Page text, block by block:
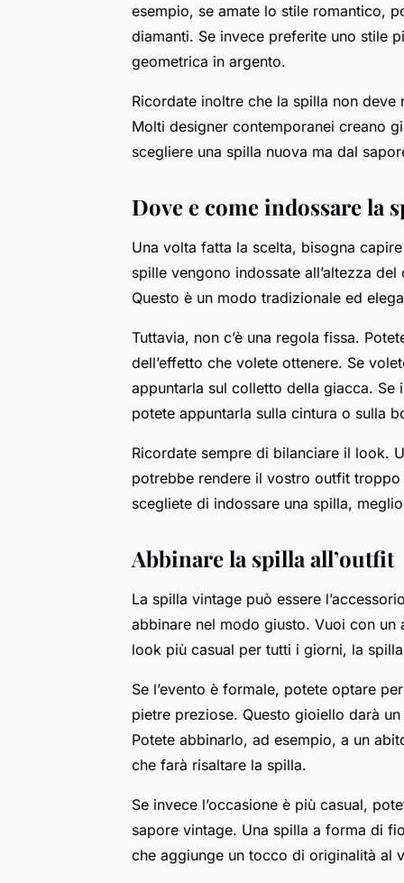
esempio, se amate lo stile romantico,
diamanti. Se invece preferite uno stile
geometrica in argento.
Ricordate inoltre che la spilla non deve
Molti designer contemporanei creano
scegliere una spilla nuova ma dal
Dove e come indossare la
Una volta fatta la scelta, bisogna
spille vengono indossate all’altezza
Questo è un modo tradizionale ed
Tuttavia, non c’è una regola fissa.
dell’effetto che volete ottenere. Se
appuntarla sul colletto della giacca.
potete appuntarla sulla cintura o sulla
Ricordate sempre di bilanciare il look.
potrebbe rendere il vostro outfit
scegliete di indossare una spilla,
Abbinare la spilla all’outfit
La spilla vintage può essere
abbinare nel modo giusto. Vuoi con un
look più casual per tutti i giorni, la
Se l’evento è formale, potete optare
pietre preziose. Questo gioiello darà
Potete abbinarlo, ad esempio, a un
che farà risaltare la spilla.
Se invece l’occasione è più casual,
sapore vintage. Una spilla a forma di
che aggiunge un tocco di originalità al